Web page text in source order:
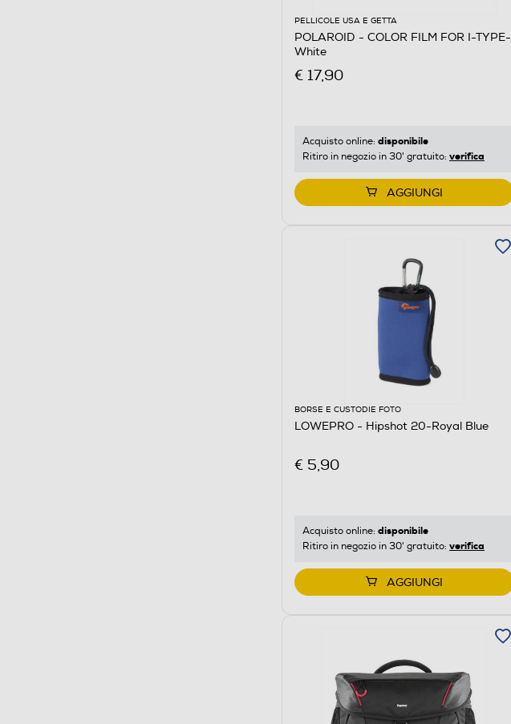
PELLICOLE USA E GETTA
POLAROID - COLOR FILM FOR I-TYPE-
White
€ 17,90
Acquisto online: disponibile
Ritiro in negozio in 30' gratuito: verifica
AGGIUNGI
BORSE E CUSTODIE FOTO
LOWEPRO - Hipshot 20-Royal Blue
€ 5,90
Acquisto online: disponibile
Ritiro in negozio in 30' gratuito: verifica
AGGIUNGI